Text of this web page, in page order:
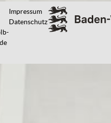
Impressum
Datenschutz